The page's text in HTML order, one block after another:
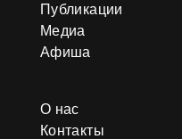
Публикации
Медиа
Афиша
О нас
Контакты